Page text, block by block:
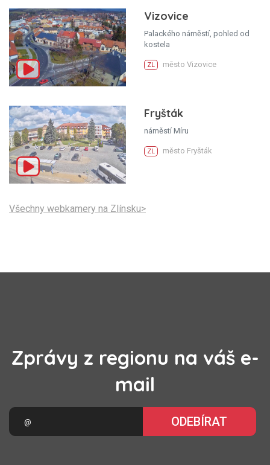
Vizovice
Palackého náměstí, pohled od
kostela
ZL město Vizovice
Fryšták
náměstí Míru
ZL město Fryšták
Všechny webkamery na Zlínsku>
Zprávy z regionu na váš e-
mail
ODEBÍRAT